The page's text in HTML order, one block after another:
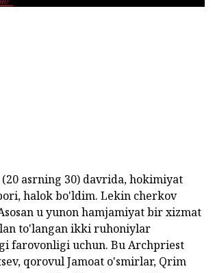
asrning 30) davrida, hokimiyat
halok bo'ldim. Lekin cherkov
u yunon hamjamiyat bir xizmat
to'langan ikki ruhoniylar
farovonligi uchun. Bu Archpriest
qorovul Jamoat o'smirlar, Qrim